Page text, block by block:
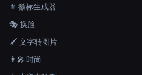
⚜️ 徽标生成器
🎭 换脸
🖌️ 文字转图片
👩‍🎤 时尚